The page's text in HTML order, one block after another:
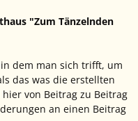
"Zum Tänzelnden
dem man sich trifft, um
das was die erstellten
von Beitrag zu Beitrag
an einen Beitrag